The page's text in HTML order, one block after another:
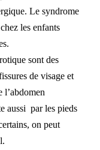
Le syndrome
les enfants
sont des
de visage et
l’abdomen
aussi par les pieds
on peut